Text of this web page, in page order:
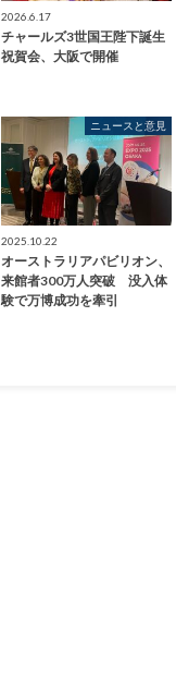
2026.6.17
チャールズ3世国王陛下誕生
祝賀会、大阪で開催
ニュースと意見
2025.10.22
オーストラリアパビリオン、
来館者300万人突破 没入体
験で万博成功を牽引